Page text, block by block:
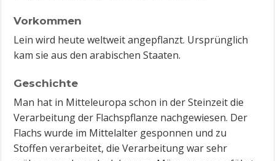
Vorkommen
Lein wird heute weltweit angepflanzt. Ursprünglich
kam sie aus den arabischen Staaten.
Geschichte
Man hat in Mitteleuropa schon in der Steinzeit die
Verarbeitung der Flachspflanze nachgewiesen. Der
Flachs wurde im Mittelalter gesponnen und zu
Stoffen verarbeitet, die Verarbeitung war sehr